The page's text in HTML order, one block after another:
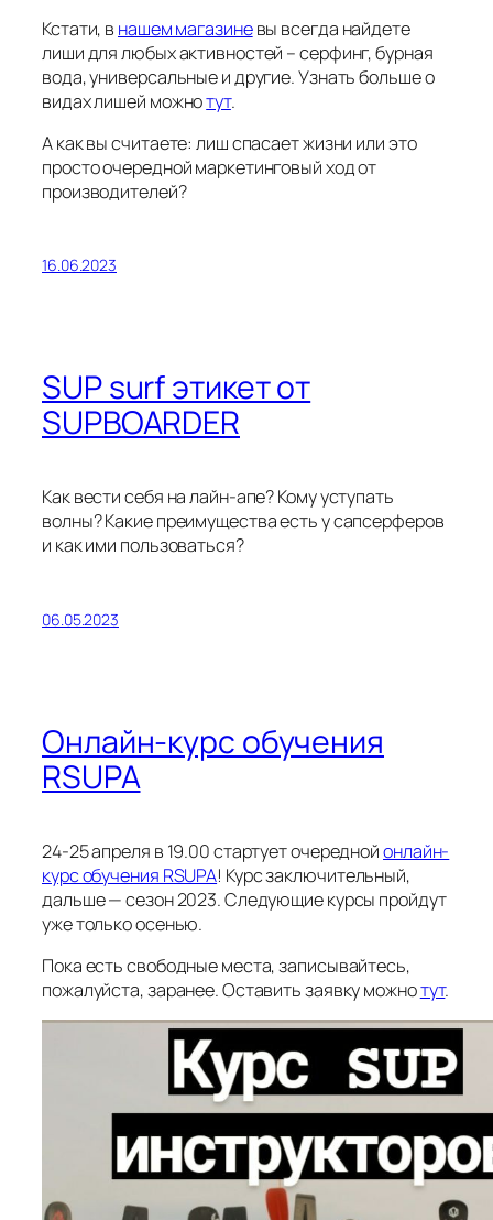
Кстати, в нашем магазиневы всегда найдете
лиши для любых активностей – серфинг, бурная
вода, универсальные и другие. Узнать больше о
видах лишей можнотут.
А как вы считаете: лиш спасает жизни или это
просто очередной маркетинговый ход от
производителей?
16.06.2023
SUP surf этикет от
SUPBOARDER
Как вести себя на лайн-апе? Кому уступать
волны? Какие преимущества есть у сапсерферов
и как ими пользоваться?
06.05.2023
Онлайн-курс обучения
RSUPA
24-25 апреля в 19.00 стартует очереднойонлайн-
курс обучения RSUPA! Курс заключительный,
дальше — сезон 2023. Следующие курсы пройдут
уже только осенью.
Пока есть свободные места, записывайтесь,
пожалуйста, заранее. Оставить заявку можнотут.